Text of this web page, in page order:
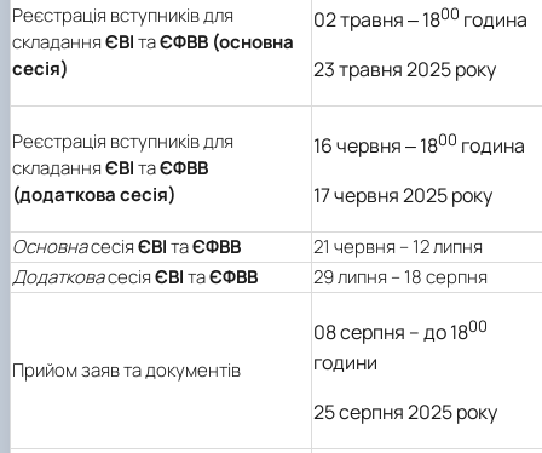
Реєстрація вступників для
складанняЄВІтаЄФВВ (основна
сесія)
02 травня ‒ 1800 година
23 травня 2025 року
Реєстрація вступників для
складанняЄВІтаЄФВВ
(додаткова сесія)
16 червня ‒ 1800 година
17 червня 2025 року
ОсновнасесіяЄВІтаЄФВВ
21 червня – 12 липня
ДодатковасесіяЄВІтаЄФВВ 29 липня – 18 серпня
Прийом заяв та документів
08 серпня – до 1800
години
25 серпня 2025 року